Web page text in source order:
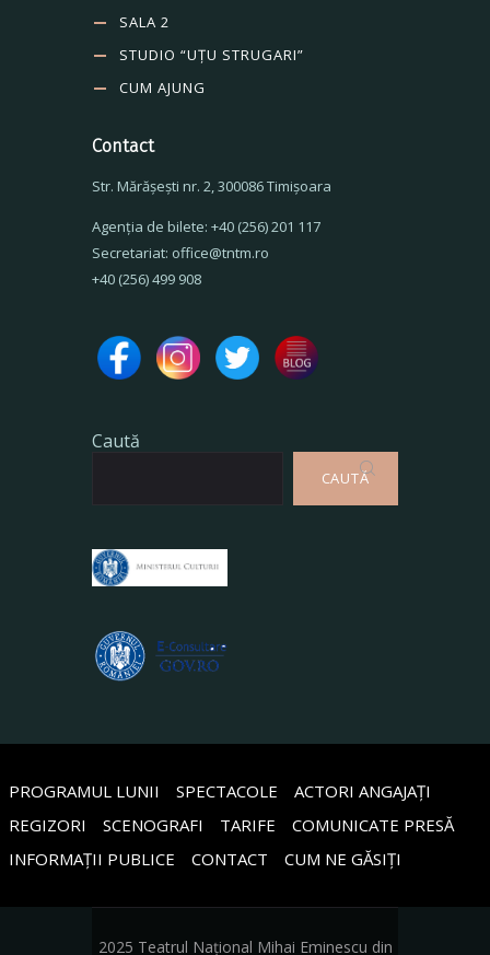
SALA 2
STUDIO “UȚU STRUGARI”
CUM AJUNG
Contact
Str. Mărăşeşti nr. 2, 300086 Timişoara
Agenţia de bilete: +40 (256) 201 117
Secretariat: office@tntm.ro
+40 (256) 499 908
Caută
CAUTĂ
PROGRAMUL LUNII SPECTACOLE
ACTORI ANGAJAȚI
REGIZORI
SCENOGRAFI TARIFE
COMUNICATE PRESĂ
INFORMAȚII PUBLICE
CONTACT CUM NE GĂSIȚI
2025 Teatrul Național Mihai Eminescu din